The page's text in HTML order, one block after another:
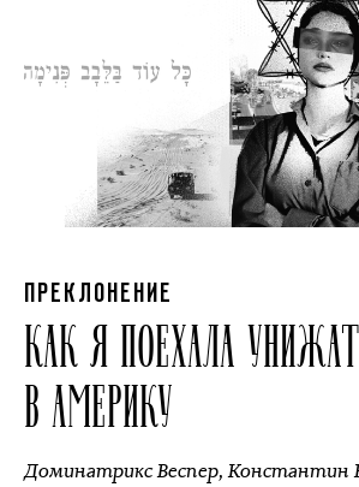
ПРЕКЛОНЕНИЕ
КАК Я ПОЕХАЛА
В АМЕРИКУ
Доминатрикс Веспер,Константин